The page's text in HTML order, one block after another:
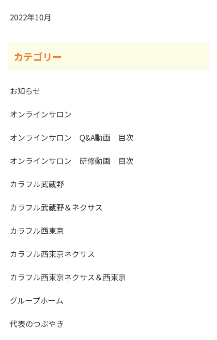
2022年10月
カテゴリー
お知らせ
オンラインサロン
オンラインサロン Q&A動画 目次
オンラインサロン 研修動画 目次
カラフル武蔵野
カラフル武蔵野＆ネクサス
カラフル西東京
カラフル西東京ネクサス
カラフル西東京ネクサス＆西東京
グループホーム
代表のつぶやき